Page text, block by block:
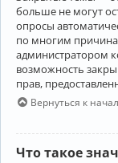
больше не могут
опросы
по многим
администратором
возможность
прав,
Вернуться к
Что такое